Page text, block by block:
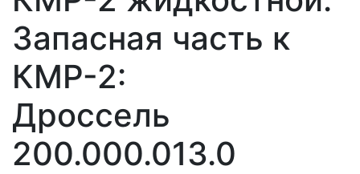
Запасная часть к
КМР-2:
Дроссель
200.000.013.0